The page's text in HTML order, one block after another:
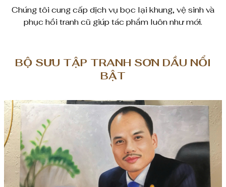
Chúng tôi cung cấp dịch vụ bọc lại khung, vệ sinh và
phục hồi tranh cũ giúp tác phẩm luôn như mới.
BỘ SƯU TẬP TRANH SƠN DẦU NỔI
BẬT